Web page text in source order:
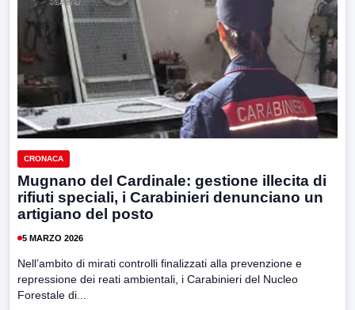
CRONACA
Mugnano del Cardinale: gestione illecita di
rifiuti speciali, i Carabinieri denunciano un
artigiano del posto
5 MARZO 2026
Nell’ambito di mirati controlli finalizzati alla prevenzione e
repressione dei reati ambientali, i Carabinieri del Nucleo
Forestale di...